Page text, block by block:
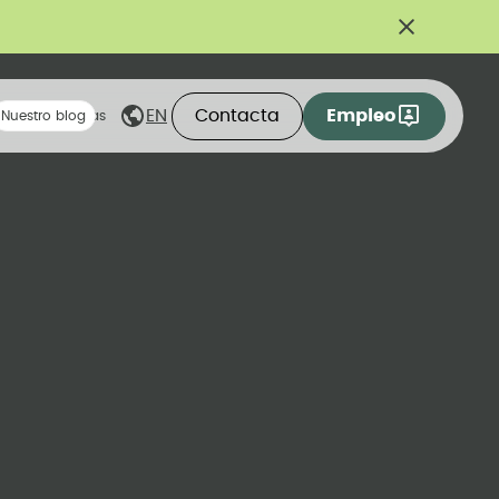
compartidas
Nuestro blog EN Contacta Empleo